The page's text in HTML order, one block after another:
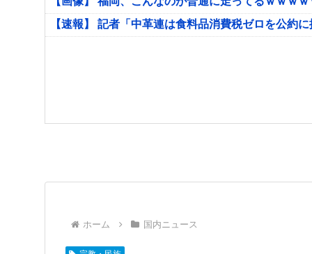
【速報】 記者「中革連は食料品消費税ゼロを公約
ホーム 国内ニュース